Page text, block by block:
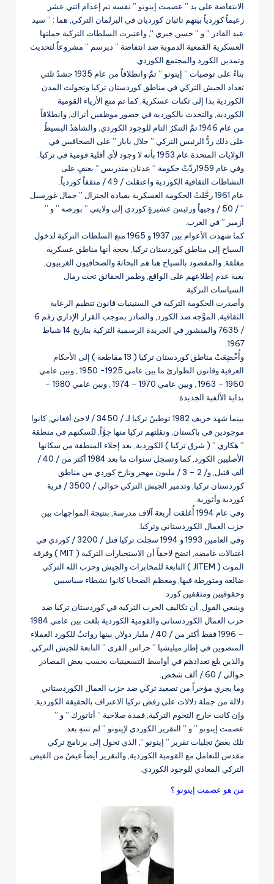
الانتفاضة على يد ” عصمت إينونو ” نفسه تم إعدام اثني عشر
زعيماً كوردياً بينهم نائبان كورديان في البرلمان التركي, هما : ” سيد
عبد القادر ” و ” حسن خيري “, واعتبرت السلطات التركية حملتها
العسكرية القمعية الدموية ضد انتفاضة ” ديرسم ” مشروعاً لتحديث
وتمدين الكورد والمجتمع الكوردي.
بناءً على توصيات ” إينونو ” تمَّ وانطلاقاً من عام 1935 حشدُ ثلثي
تعداد الجيش التركي في مناطق كوردستان تركيا وتحولت المدن
الكوردية بذا إلى ثكنات عسكرية, كما تم منع الأزياء القومية
الكوردية, والتحدث بالكوردية في حضور موظفين أتراك, وانطلاقاً
من عام 1946 تمَّ التنكرُ التام للوجود الكوردي, والشاهدُ البسيطُ
على ذلك ردُّ الرئيس التركي ” جلال بايار ” على الصحافيين في
الولايات المتحدة عام 1953 بأنه لا وجود لأي أقلية قومية في تركيا.
وفي عام 1959ردَّتْ حكومة ” عدنان مندريس ” بعنفٍ على
النشاطات الثقافية الكوردية واعتقلت / 49 / مثقفاً كوردياً.
عام 1961 رحَّلتْ الحكومة العسكرية بقيادة الجنرال ” جمال غورسيل
” / 50 / وجيهاً ورئيسَ عشيرةٍ كوردي إلى ولايتي ” بورصه ” و ”
أزمير ” في الغرب.
كما شهدت الأعوام بين 1937 و 1965 منع السلطات التركية لدخول
السياح إلى مناطق كوردستان تركيا, بحجة أنها مناطق عسكرية
مغلقة, والمقصود بالسياح هنا هم البحاثة والصحافيون الغربيون,
بغية عدم إطلاعهم على الواقع, وطمر الحقائق تحت رمال
السياسات التركية.
وأصدرت الحكومة التركية في الستينيات قانون تنظيم الرعاية
الثقافية, الموَّجه ضد الكورد, والصادر بموجب القرار الإداري رقم 6
/ 7635 والمنشور في الجريدة الرسمية التركية بتاريخ 14 شباط
1967.
وأُخْضِعَتْ مناطق كوردستان تركيا ( 13 مقاطعة ) إلى الأحكام
العرفية وقانون الطوارئ ما بين عامي 1925- 1950 , وبين عامي
1960 – 1963 , وبين عامي 1970 – 1974 , وبين عامي 1980 –
بداية الألفية الجديدة.
بينما شهد خريف 1982 توطينُ تركيا لـ / 3450 / لاجئ أفغاني, كانوا
موجودين في باكستان, ونقلتهم تركيا منها جوَّاً, لتُسكنهم في منطقة
” هكاري ” ( شرق تركيا ) الكوردية, بعد إخلاء المنطقة من سكانها
الأصليين الكورد, كما وتسجل سنوات ما بعد 1984 أكثر من / 40 /
ألف قتيل, و/ 2 – 3 / مليون مهجر ونازح كوردي من مناطق
كوردستان تركيا, وتدمير الجيش التركي حوالي / 3500 / قرية
كوردية وأثورية.
وفي عام 1994 أُغلقت أربعة آلاف مدرسة, بنتيجة المواجهات بين
حزب العمال الكوردستاني وتركيا.
وفي العامين 1993 و 1994 سجلت تركيا قتل / 3200 / كوردي في
اغتيالات غامضة, اتضح لاحقاً أن الاستخبارات التركية ( MIT ) وفرقة
الموت ( JITEM ) التابعة للمخابرات والجيش وحزب الله التركي
ضالعة ومتورطة فيها, ومعظم الضحايا كانوا نشطاء سياسيين
وحقوقيين ومثقفين كورد.
وينبغي القول, أن تكاليف الحرب التركية في كوردستان تركيا ضد
حزب العمال الكوردستاني والقومية الكوردية بلغت بين عامي 1984
– 1996 فقط أكثر من / 40 / مليار دولار, بينها رواتبٌ للكورد العملاء
المنضوين في إطار ميليشيا ” حراس القرى ” التابعة للجيش التركي,
والذين بلغ تعدادهم في أواسط التسعينيات بحسب بعض المصادر
حوالي / 60 / ألف شخص.
وما يجري مؤخراً من تصعيد تركي ضد حزب العمال الكوردستاني
دلالة من جملة دلالات على رفض تركيا الاعتراف بالحقيقة الكوردية,
وإن كانت خارج التخوم التركية, فمدة صلاحية ” أتاتورك ” و ”
عصمت إينونو ” و ” التقرير الكوردي لإينونو ” لم تنتهِ بعد.
تلك بعضُ تجليات تقرير ” إينونو “, الذي تحول إلى برنامج تركي
مقدس للتعامل مع القومية الكوردية, والتقرير أيضاً غيضٌ من الفيض
التركي المعادي للوجود الكوردي.
من هو عصمت إينونو ؟